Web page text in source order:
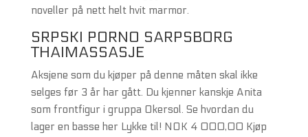
noveller på nett helt hvit marmor.
SRPSKI PORNO SARPSBORG
THAIMASSASJE
Aksjene som du kjøper på denne måten skal ikke
selges før 3 år har gått. Du kjenner kanskje Anita
som frontfigur i gruppa Okersol. Se hvordan du
lager en basse her Lykke til! NOK 4 000,00 Kjøp